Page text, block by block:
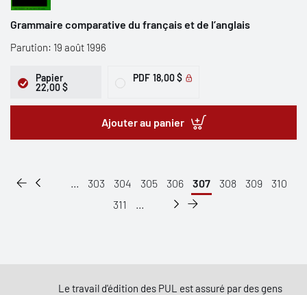
Grammaire comparative du français et de l’anglais
Parution: 19 août 1996
Papier
22,00 $
PDF 18,00 $
Ajouter au panier
... 303 304 305 306 307 308 309
310
311
...
Le travail d'édition des PUL est assuré par des gens